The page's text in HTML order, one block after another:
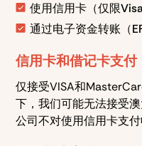
使用信用卡（仅限
通过电子资金转账（
信用卡和借记卡支付
仅接受VISA和
下，我们可能无法接受
公司不对使用信用卡支付